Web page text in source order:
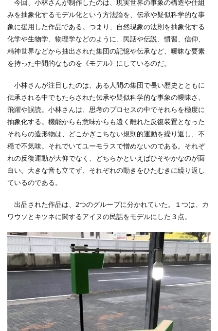
今回、小林さんが制作したのは、現実世界の事象の構造や仕組
みを抽象化するモデル化という方法論を、伝承や疑似科学的な事
象に援用した作品である。つまり、自然現象の法則を抽象化する
化学や生物学、物理学などのように、民話や伝説、慣習、信仰、
精神世界などから抽出された集団の記憶や伝承など、曖昧な要素
を持った中間的なものを《モデル》にしているのだ。
小林さんが注目したのは、ある人間の集団で長い歴史とともに
伝承される中でもたらされた伝承や疑似科学的な事象の曖昧さ、
飛躍や誤読。小林さんは、思考のプロセスの中でそれらを極度に
抽象化する。機能からも意味からも遠く離れた反復装置となった
それらの造形物は、どこかぎこちない規則的運動を繰り返し、不
穏で不気味。それでいてユーモラスで憎めないのである。それぞ
れの反復運動が大仰でなく、どちらかといえばひそやかなのが面
白い。大きな音も立てず、それぞれの動きをひたむきに繰り返し
ているのである。
出品された作品は、2つのグループに分かれていた。１つは、カ
ワウソとキツネに関するアイヌの民話をモデルにした３点。